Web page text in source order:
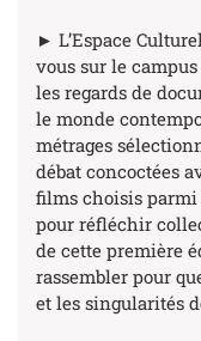
► L’Espace
vous sur le campus
les regards de
le monde
métrages
débat concoctées
films choisis parmi
pour réfléchir
de cette première
rassembler pour
et les singularités